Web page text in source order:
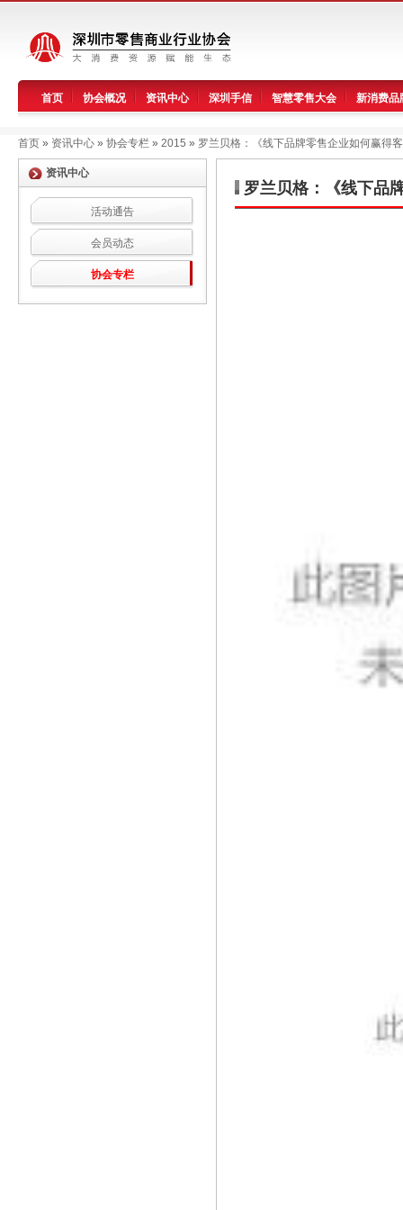
首页 协会概况 资讯中心 深圳手信 智慧零售大会 新消费品
首页 » 资讯中心 » 协会专栏 » 2015 » 罗兰贝格：《线下品牌零售企业如何赢得
资讯中心
活动通告
会员动态
协会专栏
罗兰贝格：《线下品